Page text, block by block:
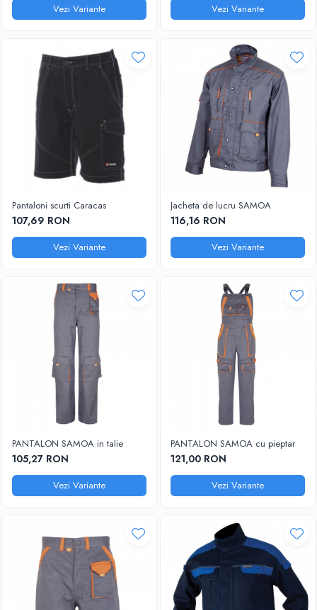
Vezi Variante Vezi Variante
Pantaloni scurti Caracas
107,69 RON
Vezi Variante
Jacheta de lucru SAMOA
116,16 RON
Vezi Variante
PANTALON SAMOA in talie
105,27 RON
Vezi Variante
PANTALON SAMOA cu pieptar
121,00 RON
Vezi Variante